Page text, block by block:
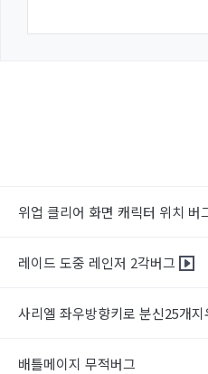
위업 클리어 화면 캐릭터 위치 버
레이드 도중 레인저 2각버그
사리엘 좌우방향키로 분신25개
배틀메이지 무적버그